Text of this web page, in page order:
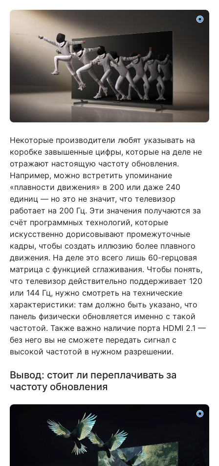
Некоторые производители любят указывать на
коробке завышенные цифры, которые на деле не
отражают настоящую частоту обновления.
Например, можно встретить упоминание
«плавности движения» в 200 или даже 240
единиц — но это не значит, что телевизор
работает на 200 Гц. Эти значения получаются за
счёт программных технологий, которые
искусственно дорисовывают промежуточные
кадры, чтобы создать иллюзию более плавного
движения. На деле это всего лишь 60-герцовая
матрица с функцией сглаживания. Чтобы понять,
что телевизор действительно поддерживает 120
или 144 Гц, нужно смотреть на технические
характеристики: там должно быть указано, что
панель физически обновляется именно с такой
частотой. Также важно наличие порта HDMI 2.1 —
без него вы не сможете передать сигнал с
высокой частотой в нужном разрешении.
Вывод: стоит ли переплачивать за
частоту обновления